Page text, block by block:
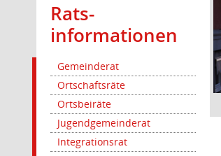
Rats­
informationen
Gemeinderat
Ortschaftsräte
Ortsbeiräte
Jugendgemeinderat
Integrationsrat